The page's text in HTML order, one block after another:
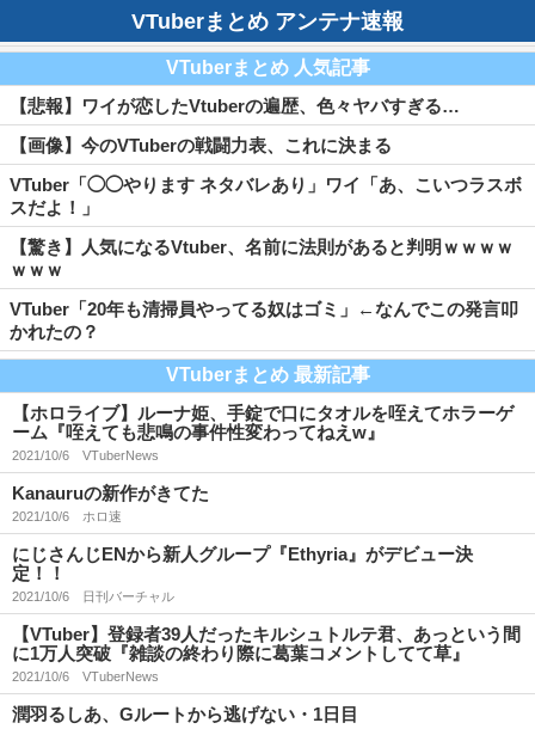
VTuberまとめ アンテナ速報
VTuberまとめ 人気記事
【悲報】ワイが恋したVtuberの遍歴、色々ヤバすぎる…
【画像】今のVTuberの戦闘力表、これに決まる
VTuber「◯◯やります ネタバレあり」ワイ「あ、こいつラスボ
スだよ！」
【驚き】人気になるVtuber、名前に法則があると判明ｗｗｗｗ
ｗｗｗ
VTuber「20年も清掃員やってる奴はゴミ」←なんでこの発言叩
かれたの？
VTuberまとめ 最新記事
【ホロライブ】ルーナ姫、手錠で口にタオルを咥えてホラーゲ
ーム『咥えても悲鳴の事件性変わってねえw』
2021/10/6 VTuberNews
Kanauruの新作がきてた
2021/10/6 ホロ速
にじさんじENから新人グループ『Ethyria』がデビュー決
定！！
2021/10/6 日刊バーチャル
【VTuber】登録者39人だったキルシュトルテ君、あっという間
に1万人突破『雑談の終わり際に葛葉コメントしてて草』
2021/10/6 VTuberNews
潤羽るしあ、Gルートから逃げない・1日目